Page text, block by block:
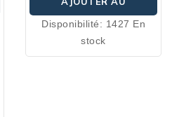
PANIER
Disponibilité: 1427 En
stock